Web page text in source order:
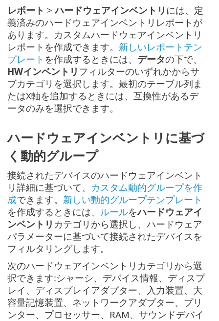
レポート >ハードウェアインベントリ には、定
義済みのハードウェアインベントリレポートが
あります。カスタムハードウェアインベントリ
レポートを作成できます。 新しいレポートテン
プレート を作成するときには、 データの下で、
HWインベントリ フィルターのいずれかからサ
ブカテゴリを選択します。最初のテーブル列ま
たはX軸を追加するときには、互換性があるデ
ータのみを選択できます。
ハードウェアインベントリに基づ
く動的グループ
接続されたデバイスのハードウェアインベント
リ詳細に基づいて、 カスタム動的グループを作
成できます。 新しい動的グループテンプレート
を作成するときには、 ルールをハードウェアイ
ンベントリ カテゴリから選択し、ハードウェア
パラメーターに基づいて接続されたデバイスを
フィルタリングします。
次のハードウェアインベントリカテゴリから選
択できます:シャーシ、デバイス情報、ディスプ
レイ、ディスプレイアダプター、入力装置、大
容量記憶装置、ネットワークアダプター、プリ
ンター、プロセッサー、RAM、サウンドデバイ